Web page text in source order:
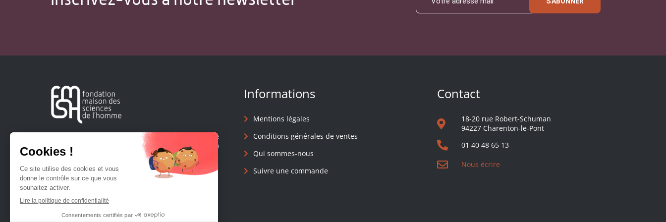
Créée en 1963, la Fondation Maison Sciences de l'Homme
soutient la recherche et la diffusion des connaissances en
sciences humaines et sociales.
Informations
Mentions légales
Conditions générales de ventes
Qui sommes-nous
Suivre une commande
Contact
18-20 rue Robert-Schuman
94227 Charenton-le-Pont
01 40 48 65 13
Nous écrire